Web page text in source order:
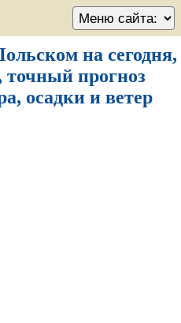
на сегодня,
точный прогноз
осадки и ветер